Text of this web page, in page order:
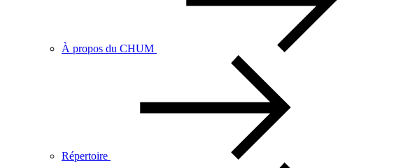
À propos du CHUM
Répertoire